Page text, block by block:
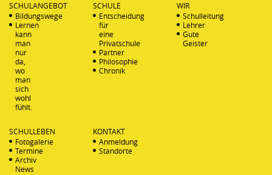
SCHULANGEBOT
Bildungswege
Lernen
kann
man
nur
da,
wo
man
sich
wohl
fühlt.
SCHULE
Entscheidung
für
eine
Privatschule
Partner
Philosophie
Chronik
WIR
Schulleitung
Lehrer
Gute
Geister
SCHULLEBEN
Fotogalerie
Termine
Archiv
News
KONTAKT
Anmeldung
Standorte